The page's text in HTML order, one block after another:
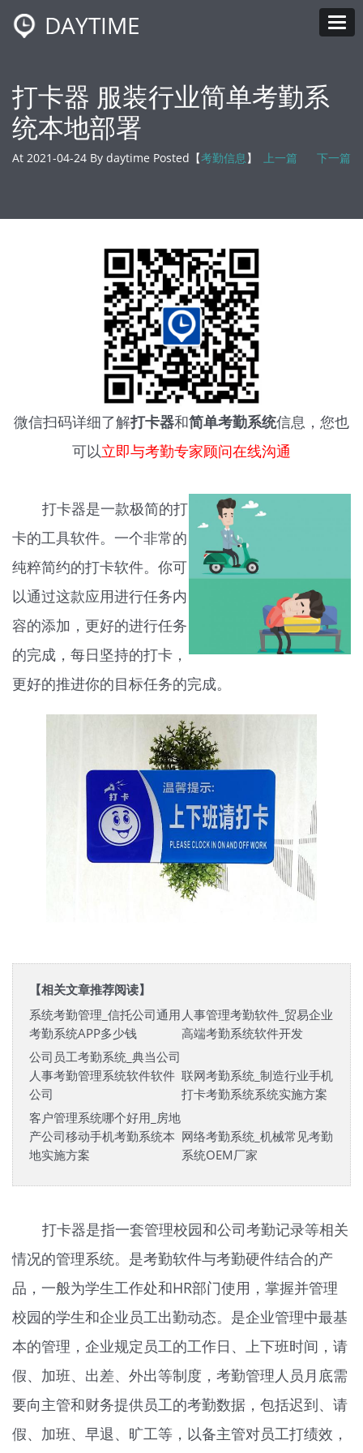
DAYTIME
打卡器 服装行业简单考勤系
统本地部署
At 2021-04-24 By daytime Posted【考勤信息】 上一篇 下一篇
微信扫码详细了解打卡器和简单考勤系统信息，您也
可以立即与考勤专家顾问在线沟通
打卡器是一款极简的打
卡的工具软件。一个非常的
纯粹简约的打卡软件。你可
以通过这款应用进行任务内
容的添加，更好的进行任务
的完成，每日坚持的打卡，
更好的推进你的目标任务的完成。
【相关文章推荐阅读】
系统考勤管理_信托公司通用
考勤系统APP多少钱
人事管理考勤软件_贸易企业
高端考勤系统软件开发
公司员工考勤系统_典当公司
人事考勤管理系统软件软件
公司
联网考勤系统_制造行业手机
打卡考勤系统系统实施方案
客户管理系统哪个好用_房地
产公司移动手机考勤系统本
地实施方案
网络考勤系统_机械常见考勤
系统OEM厂家
打卡器是指一套管理校园和公司考勤记录等相关
情况的管理系统。是考勤软件与考勤硬件结合的产
品，一般为学生工作处和HR部门使用，掌握并管理
校园的学生和企业员工出勤动态。是企业管理中最基
本的管理，企业规定员工的工作日、上下班时间，请
假、加班、出差、外出等制度，考勤管理人员月底需
要向主管和财务提供员工的考勤数据，包括迟到、请
假、加班、早退、旷工等，以备主管对员工打绩效，